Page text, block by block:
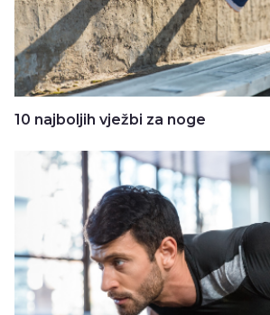
10 najboljih vježbi za noge